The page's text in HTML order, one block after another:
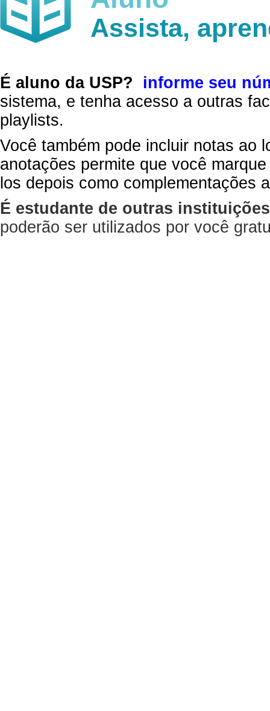
Assista,
É aluno da USP?
informe seu
sistema, e tenha acesso a outras
playlists.
Você também pode incluir notas ao
anotações permite que você
los depois como complementações
É estudante de outras
poderão ser utilizados por você